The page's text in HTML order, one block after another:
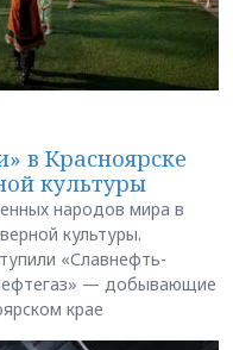
в Красноярске
культуры
народов мира в
культуры.
«Славнефть-
— добывающие
крае